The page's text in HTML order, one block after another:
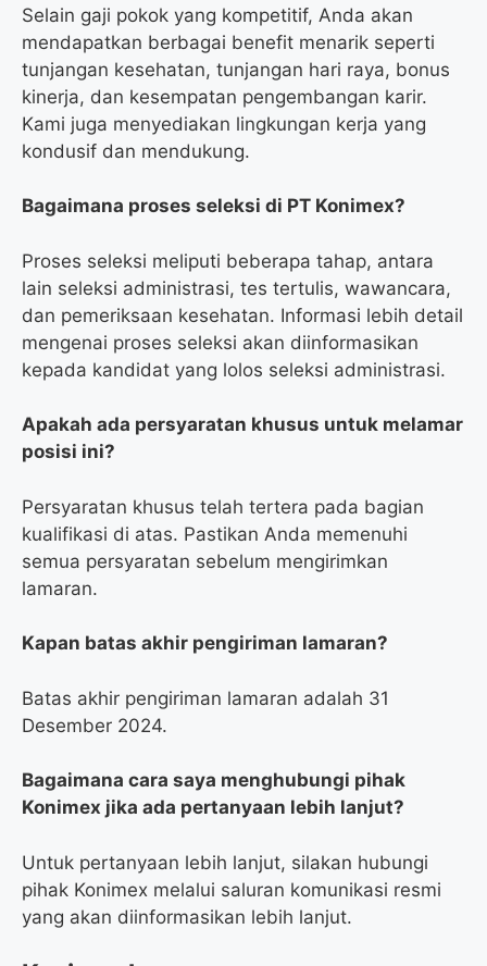
Selain gaji pokok yang kompetitif, Anda akan
mendapatkan berbagai benefit menarik seperti
tunjangan kesehatan, tunjangan hari raya, bonus
kinerja, dan kesempatan pengembangan karir.
Kami juga menyediakan lingkungan kerja yang
kondusif dan mendukung.
Bagaimana proses seleksi di PT Konimex?
Proses seleksi meliputi beberapa tahap, antara
lain seleksi administrasi, tes tertulis, wawancara,
dan pemeriksaan kesehatan. Informasi lebih detail
mengenai proses seleksi akan diinformasikan
kepada kandidat yang lolos seleksi administrasi.
Apakah ada persyaratan khusus untuk melamar
posisi ini?
Persyaratan khusus telah tertera pada bagian
kualifikasi di atas. Pastikan Anda memenuhi
semua persyaratan sebelum mengirimkan
lamaran.
Kapan batas akhir pengiriman lamaran?
Batas akhir pengiriman lamaran adalah 31
Desember 2024.
Bagaimana cara saya menghubungi pihak
Konimex jika ada pertanyaan lebih lanjut?
Untuk pertanyaan lebih lanjut, silakan hubungi
pihak Konimex melalui saluran komunikasi resmi
yang akan diinformasikan lebih lanjut.